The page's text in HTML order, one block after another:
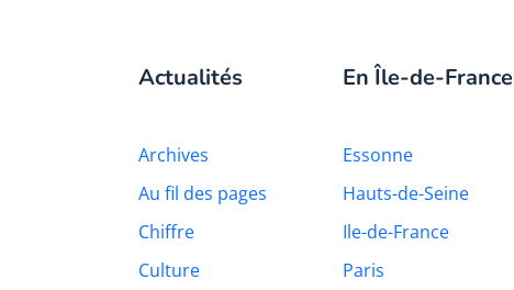
Actualités
Archives
Au fil des pages
Chiffre
Culture
En Île-de-France
Essonne
Hauts-de-Seine
Ile-de-France
Paris